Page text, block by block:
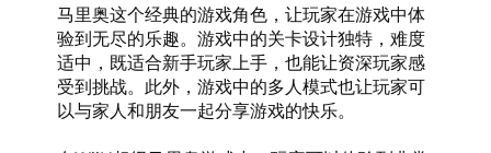
马里奥这个经典的游戏角色，让玩家在游戏中体
验到无尽的乐趣。游戏中的关卡设计独特，难度
适中，既适合新手玩家上手，也能让资深玩家感
受到挑战。此外，游戏中的多人模式也让玩家可
以与家人和朋友一起分享游戏的快乐。